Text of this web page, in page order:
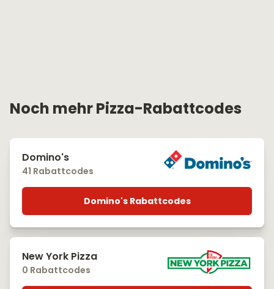
Noch mehr Pizza-Rabattcodes
Domino's
41 Rabattcodes
Domino's Rabattcodes
New York Pizza
0 Rabattcodes